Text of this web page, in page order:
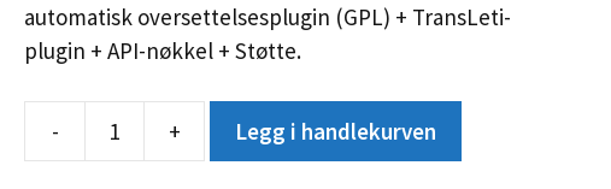
automatisk oversettelsesplugin (GPL) + TransLeti-
plugin + API-nøkkel + Støtte.
- + Legg i handlekurven